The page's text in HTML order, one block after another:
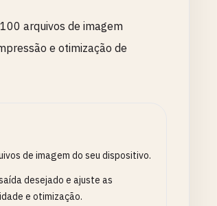
arquivos de imagem
e otimização de
de imagem do seu dispositivo.
desejado e ajuste as
e otimização.